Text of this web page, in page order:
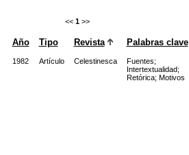
<< 1 >>
Año Tipo Revista Palabras clave
1982 Artículo Celestinesca Fuentes;
Intertextualidad;
Retórica; Motivos